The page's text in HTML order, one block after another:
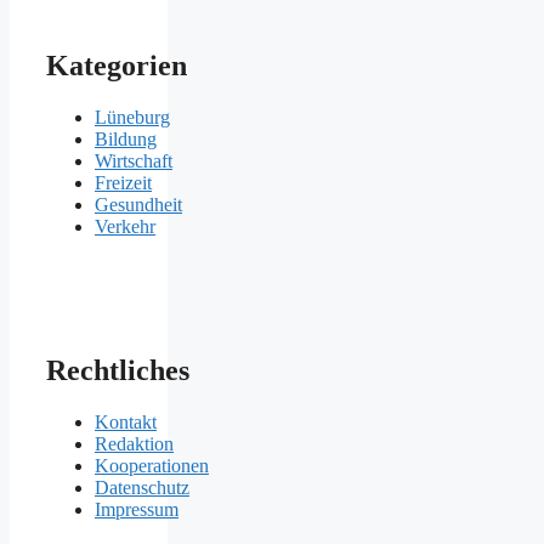
Kategorien
Lüneburg
Bildung
Wirtschaft
Freizeit
Gesundheit
Verkehr
Rechtliches
Kontakt
Redaktion
Kooperationen
Datenschutz
Impressum